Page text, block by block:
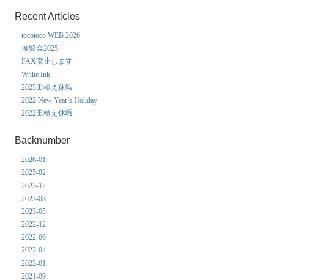
Recent Articles
tocotoco WEB 2026
展覧会2025
FAX廃止します
White Ink
2023田植え休暇
2022 New Year’s Holiday
2022田植え休暇
Backnumber
2026-01
2025-02
2023-12
2023-08
2023-05
2022-12
2022-06
2022-04
2022-01
2021-09